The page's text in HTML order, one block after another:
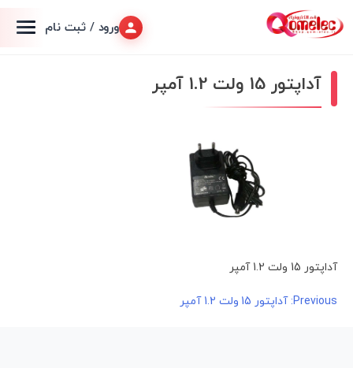
ورود / ثبت نام
آداپتور 15 ولت 1.2 آمپر
آداپتور 15 ولت 1.2 آمپر
راهبری
Previous: آداپتور 15 ولت 1.2 آمپر